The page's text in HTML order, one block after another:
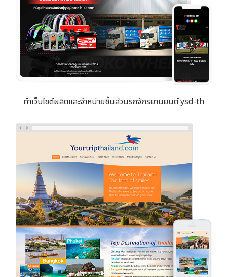
ทำเว็บไซต์ผลิตและจำหน่ายชิ้นส่วนรถจักรยานยนต์ ysd-th